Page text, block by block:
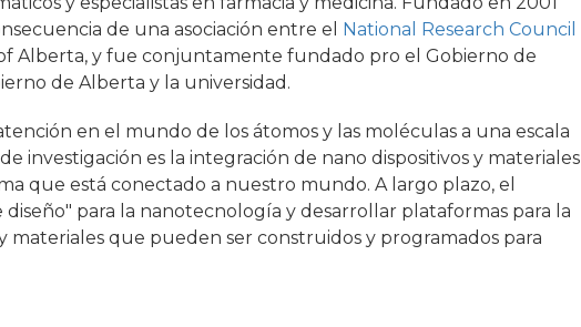
de una asociación entre el National Research Council
Alberta, y fue conjuntamente fundado pro el Gobierno de
de Alberta y la universidad.
en el mundo de los átomos y las moléculas a una escala
investigación es la integración de nano dispositivos y materiales
que está conectado a nuestro mundo. A largo plazo, el
para la nanotecnología y desarrollar plataformas para la
materiales que pueden ser construidos y programados para